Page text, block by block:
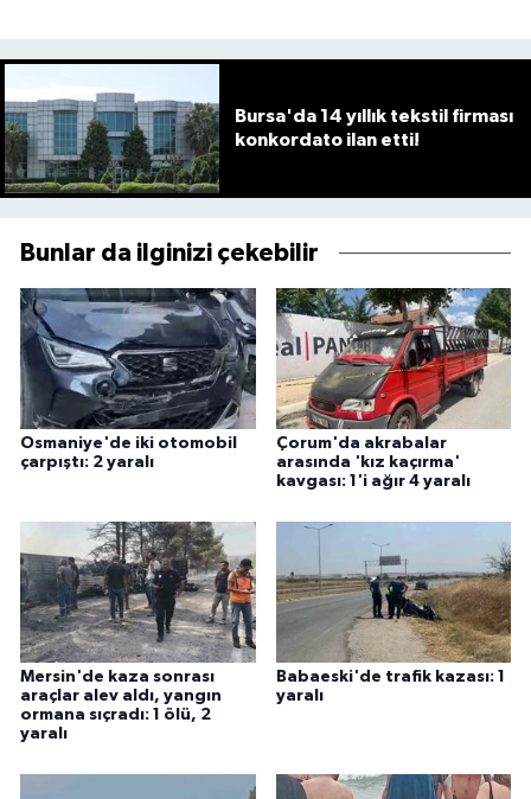
Bursa'da 14 yıllık tekstil firması
konkordato ilan etti!
Bunlar da ilginizi çekebilir
Osmaniye'de iki otomobil
çarpıştı: 2 yaralı
Çorum'da akrabalar
arasında 'kız kaçırma'
kavgası: 1'i ağır 4 yaralı
Mersin'de kaza sonrası
araçlar alev aldı, yangın
ormana sıçradı: 1 ölü, 2
yaralı
Babaeski'de trafik kazası: 1
yaralı